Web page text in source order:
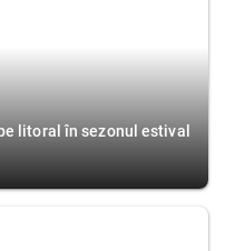
litoral în sezonul estival